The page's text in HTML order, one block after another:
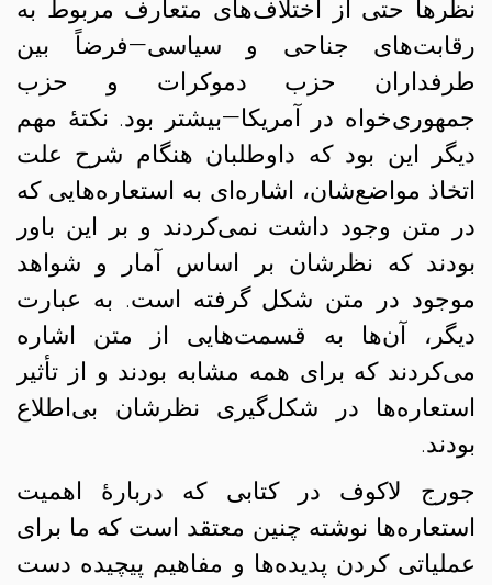
نظرها حتی از اختلاف‌های متعارف مربوط به
رقابت‌های جناحی و سیاسی—فرضاً بین
طرفداران حزب دموکرات و حزب
جمهوری‌خواه در آمریکا—بیشتر بود. نکتهٔ مهم
دیگر این بود که داوطلبان هنگام شرح علت
اتخاذ مواضع‌شان، اشاره‌ای به استعاره‌هایی که
در متن وجود داشت نمی‌کردند و بر این باور
بودند که نظرشان بر اساس آمار و شواهد
موجود در متن شکل گرفته است. به عبارت
دیگر، آن‌ها به قسمت‌هایی از متن اشاره
می‌کردند که برای همه‌ مشابه بودند و از تأثیر
استعاره‌ها در شکل‌گیری نظرشان بی‌اطلاع
بودند.
جورج لاکوف در کتابی که دربارهٔ اهمیت
استعاره‌ها نوشته چنین معتقد است که ما برای
عملیاتی کردن پدیده‌ها و مفاهیم پیچیده‌ دست